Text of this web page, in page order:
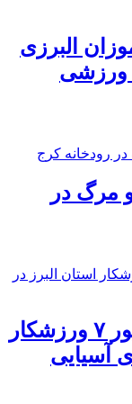
البرزی
ورزشی
مرگ در
۲ مدال برنز نتیجه حضور ۷ ورزشکار
آسیایی